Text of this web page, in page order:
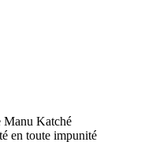
Manu Katché
en toute impunité